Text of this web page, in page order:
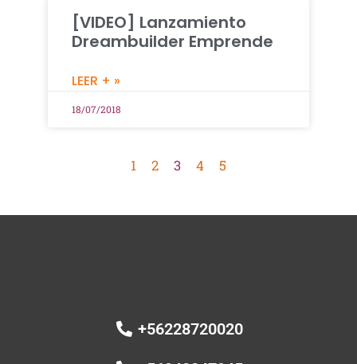
[VIDEO] Lanzamiento
Dreambuilder Emprende
LEER + »
18/07/2018
1 2 3 4 5
+56228720020